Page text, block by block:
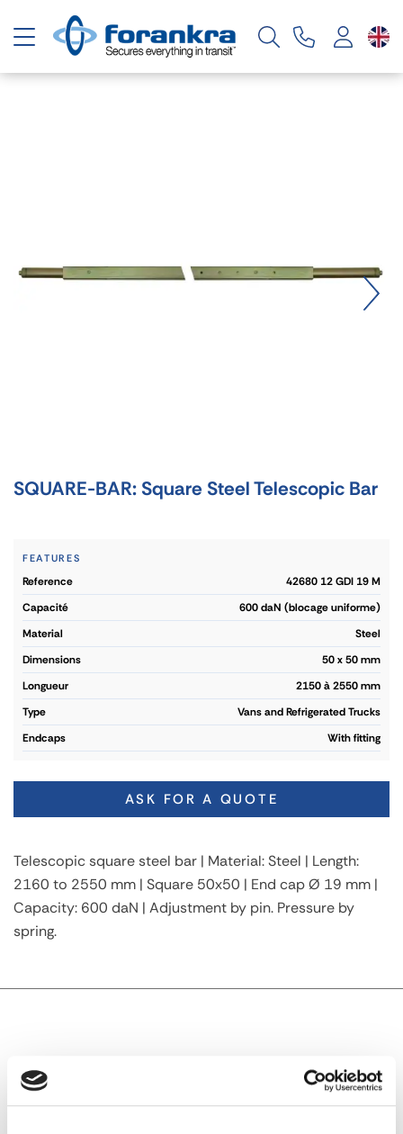
Toggle navigation
SQUARE-BAR: Square Steel Telescopic Bar
FEATURES
reference
42680 12 GDI 19 M
capacité
600 daN (blocage uniforme)
material
Steel
dimensions
50 x 50 mm
longueur
2150 à 2550 mm
type
Vans and Refrigerated Trucks
endcaps
With fitting
ASK FOR A QUOTE
Telescopic square steel bar | Material: Steel | Length:
2160 to 2550 mm | Square 50x50 | End cap Ø 19 mm |
Capacity: 600 daN | Adjustment by pin. Pressure by
spring.
TECHNICAL DESCRIPTION